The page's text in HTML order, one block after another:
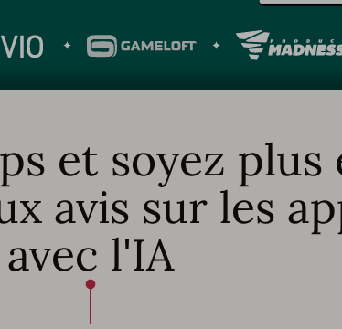
et soyez plus
avis sur les
avec l'IA